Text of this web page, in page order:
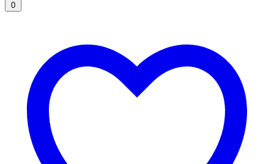
0